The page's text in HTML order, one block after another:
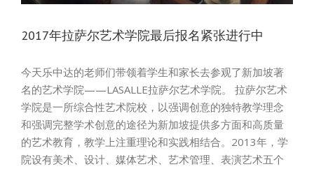
2017年拉萨尔艺术学院最后报名紧张进行中
今天乐中达的老师们带领着学生和家长去参观了新加坡著
名的艺术学院——LASALLE拉萨尔艺术学院。 拉萨尔艺术
学院是一所综合性艺术院校，以强调创意的独特教学理念
和强调完整学术创意的途径为新加坡提供多方面和高质量
的艺术教育，教学上注重理论和实践相结合。2013年，学
院设有美术、设计、媒体艺术、艺术管理、表演艺术五个